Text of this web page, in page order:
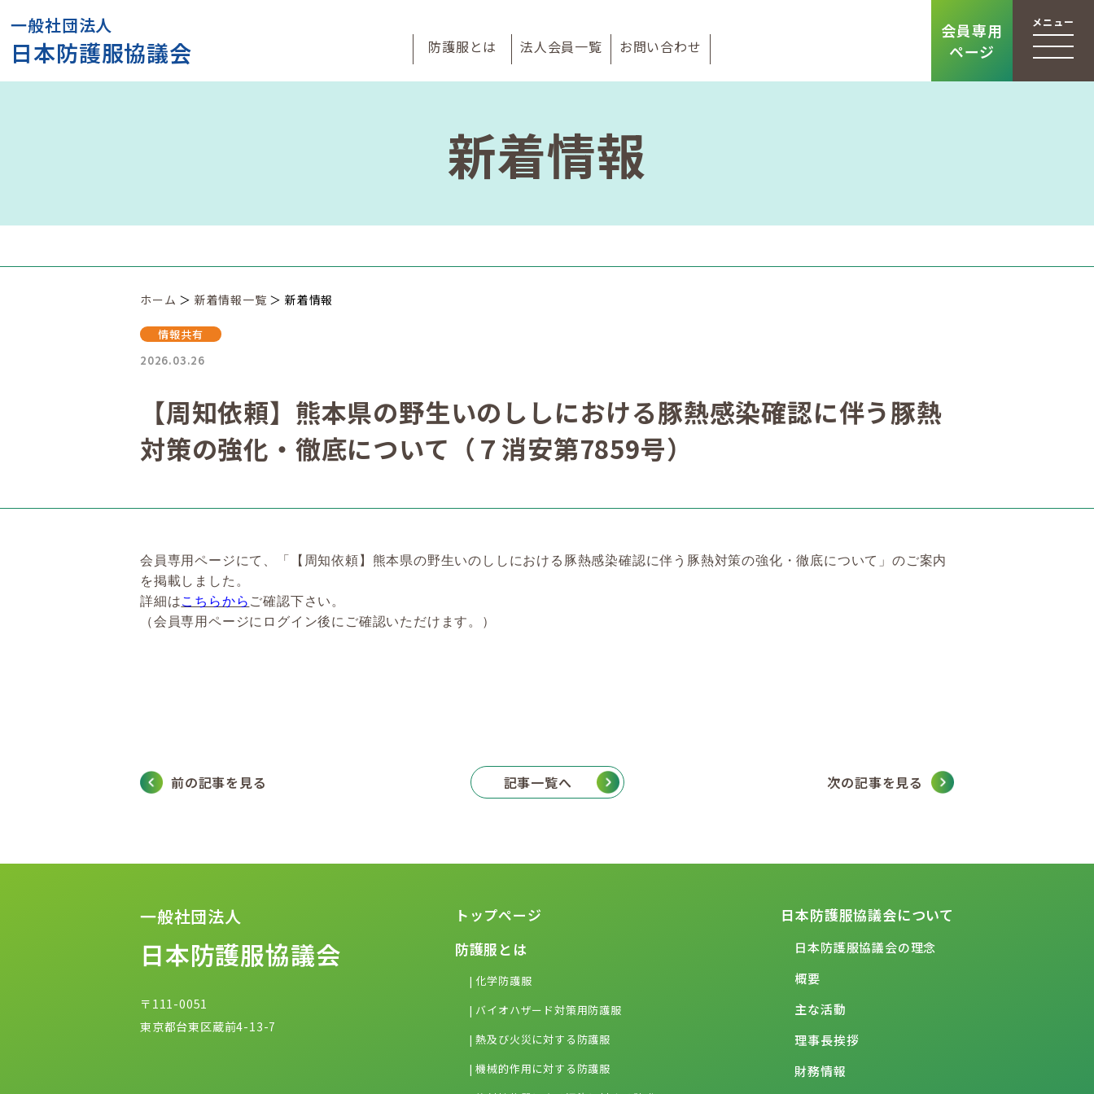
一般社団法人
日本防護服協議会 防護服とは 法人会員一覧 お問い合わせ
会員専用
ページ
メニュー
新着情報
ホーム ＞ 新着情報一覧 ＞ 新着情報
情報共有
2026.03.26
【周知依頼】熊本県の野生いのししにおける豚熱感染確認に伴う豚熱
対策の強化・徹底について（７消安第7859号）
会員専用ページにて、「【周知依頼】熊本県の野生いのししにおける豚熱感染確認に伴う豚熱対策の強化・徹底について」のご案内
を掲載しました。
詳細はこちらから ご確認下さい。
（会員専用ページにログイン後にご確認いただけます。）
前の記事を見る 記事一覧へ 次の記事を見る
一般社団法人
日本防護服協議会
〒111-0051
東京都台東区蔵前4-13-7
トップページ
防護服とは
| 化学防護服
| バイオハザード対策用防護服
| 熱及び火災に対する防護服
| 機械的作用に対する防護服
日本防護服協議会について
日本防護服協議会の理念
概要
主な活動
理事長挨拶
財務情報